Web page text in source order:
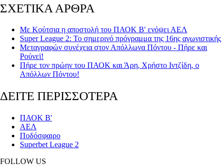
ΣΧΕΤΙΚΑ ΑΡΘΡΑ
Με Κούτσια η αποστολή του ΠΑΟΚ Β' ενόψει ΑΕΛ
Super League 2: Το σημερινό πρόγραμμα της 16ης αγωνιστικής
Μεταγραφών συνέχεια στον Απόλλωνα Πόντου - Πήρε και
Ρούνεϊ!
Πήρε τον πρώην του ΠΑΟΚ και Άρη, Χρήστο Ιντζίδη, ο
Απόλλων Πόντου!
ΔΕΙΤΕ ΠΕΡΙΣΣΟΤΕΡΑ
ΠΑΟΚ Β'
ΑΕΛ
Ποδόσφαιρο
Superbet League 2
FOLLOW US